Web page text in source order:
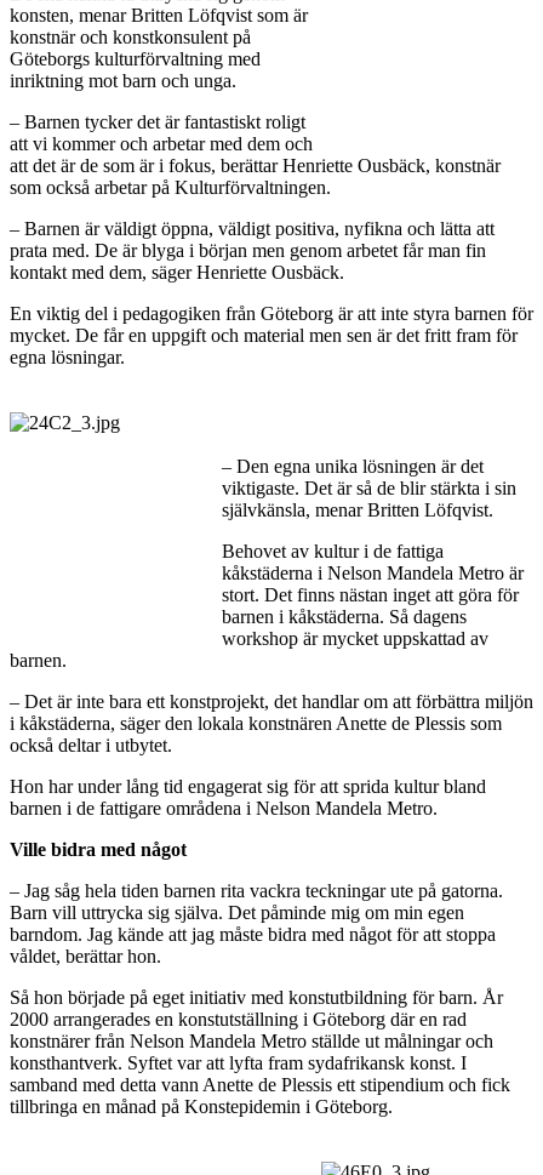
konsten, menar Britten Löfqvist som är
konstnär och konstkonsulent på
Göteborgs kulturförvaltning med
inriktning mot barn och unga.
– Barnen tycker det är fantastiskt roligt
att vi kommer och arbetar med dem och
att det är de som är i fokus, berättar Henriette Ousbäck, konstnär
som också arbetar på Kulturförvaltningen.
– Barnen är väldigt öppna, väldigt positiva, nyfikna och lätta att
prata med. De är blyga i början men genom arbetet får man fin
kontakt med dem, säger Henriette Ousbäck.
En viktig del i pedagogiken från Göteborg är att inte styra barnen för
mycket. De får en uppgift och material men sen är det fritt fram för
egna lösningar.
– Den egna unika lösningen är det
viktigaste. Det är så de blir stärkta i sin
självkänsla, menar Britten Löfqvist.
Behovet av kultur i de fattiga
kåkstäderna i Nelson Mandela Metro är
stort. Det finns nästan inget att göra för
barnen i kåkstäderna. Så dagens
workshop är mycket uppskattad av
barnen.
– Det är inte bara ett konstprojekt, det handlar om att förbättra miljön
i kåkstäderna, säger den lokala konstnären Anette de Plessis som
också deltar i utbytet.
Hon har under lång tid engagerat sig för att sprida kultur bland
barnen i de fattigare områdena i Nelson Mandela Metro.
Ville bidra med något
– Jag såg hela tiden barnen rita vackra teckningar ute på gatorna.
Barn vill uttrycka sig själva. Det påminde mig om min egen
barndom. Jag kände att jag måste bidra med något för att stoppa
våldet, berättar hon.
Så hon började på eget initiativ med konstutbildning för barn. År
2000 arrangerades en konstutställning i Göteborg där en rad
konstnärer från Nelson Mandela Metro ställde ut målningar och
konsthantverk. Syftet var att lyfta fram sydafrikansk konst. I
samband med detta vann Anette de Plessis ett stipendium och fick
tillbringa en månad på Konstepidemin i Göteborg.